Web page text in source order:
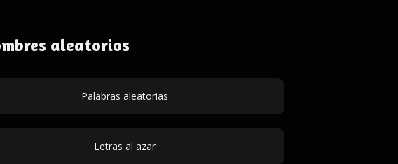
aleatorios
Palabras aleatorias
Letras al azar